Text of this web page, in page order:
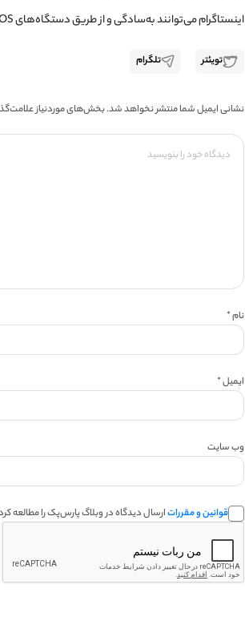
اینستاگرام می‌توانند به‌سادگی و از طریق دستگاه‌های iOS یا اندروید خود، در این پلتفرم ثبت‌نام کنند.
تویئتر تلگرام
نشانی ایمیل شما منتشر نخواهد شد.بخش‌های موردنیاز
نام*
ایمیل*
وب‌ سایت
قوانین و مقرراتارسال دیدگاه در وبلاگ پارس‌پک را مطالعه